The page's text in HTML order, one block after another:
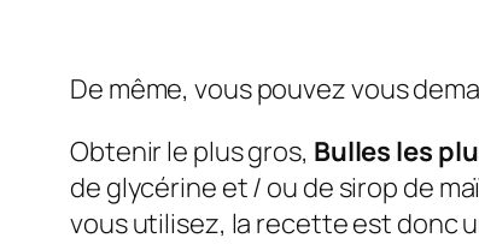
De même, vous pouvez vous
Obtenir le plus gros, Bulles les
de glycérine et / ou de sirop de
vous utilisez, la recette est donc